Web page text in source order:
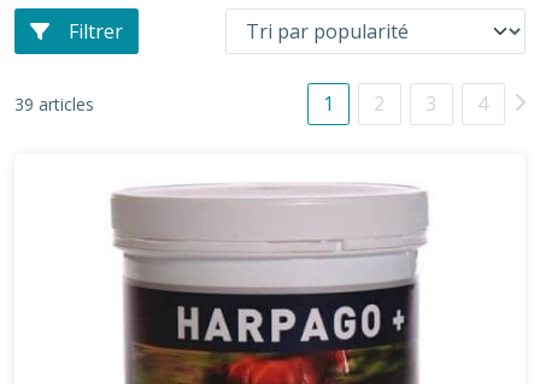
Filtrer
39 articles 1 2 3 4